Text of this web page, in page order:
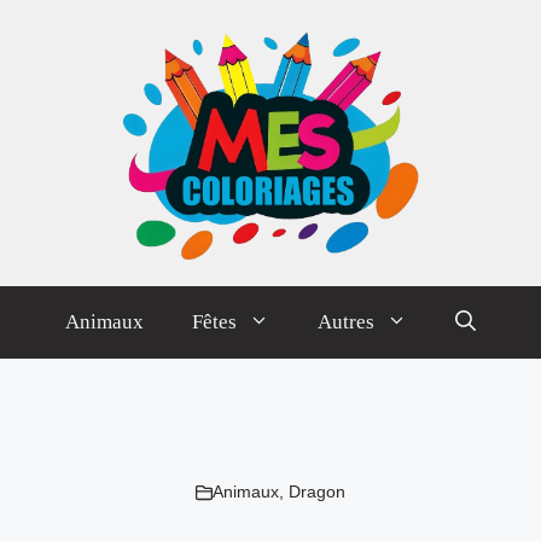
Animaux Fêtes Autres
Animaux, Dragon